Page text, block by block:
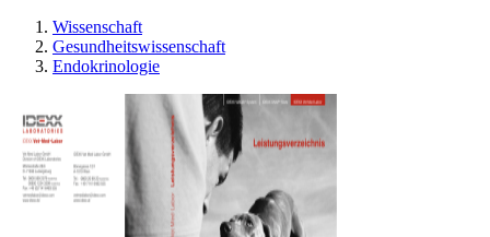
Wissenschaft
Gesundheitswissenschaft
Endokrinologie